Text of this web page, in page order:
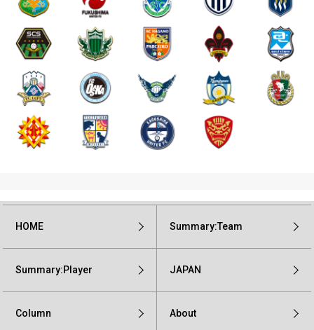
HOME Summary:Team
Summary:Player JAPAN
Column About